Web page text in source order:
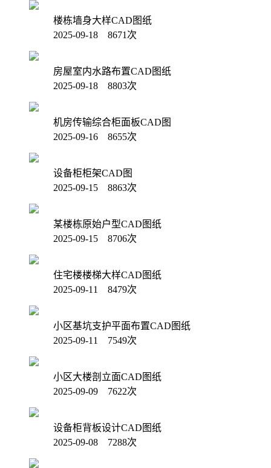
楼栋墙身大样CAD图纸
2025-09-18 8671次
房屋室内水路布置CAD图纸
2025-09-18 8803次
机房传输综合柜面板CAD图
2025-09-16 8655次
设备柜柜架CAD图
2025-09-15 8863次
某楼栋原始户型CAD图纸
2025-09-15 8706次
住宅楼楼梯大样CAD图纸
2025-09-11 8479次
小区基坑支护平面布置CAD图纸
2025-09-11 7549次
小区大楼剖立面CAD图纸
2025-09-09 7622次
设备柜背板设计CAD图纸
2025-09-08 7288次